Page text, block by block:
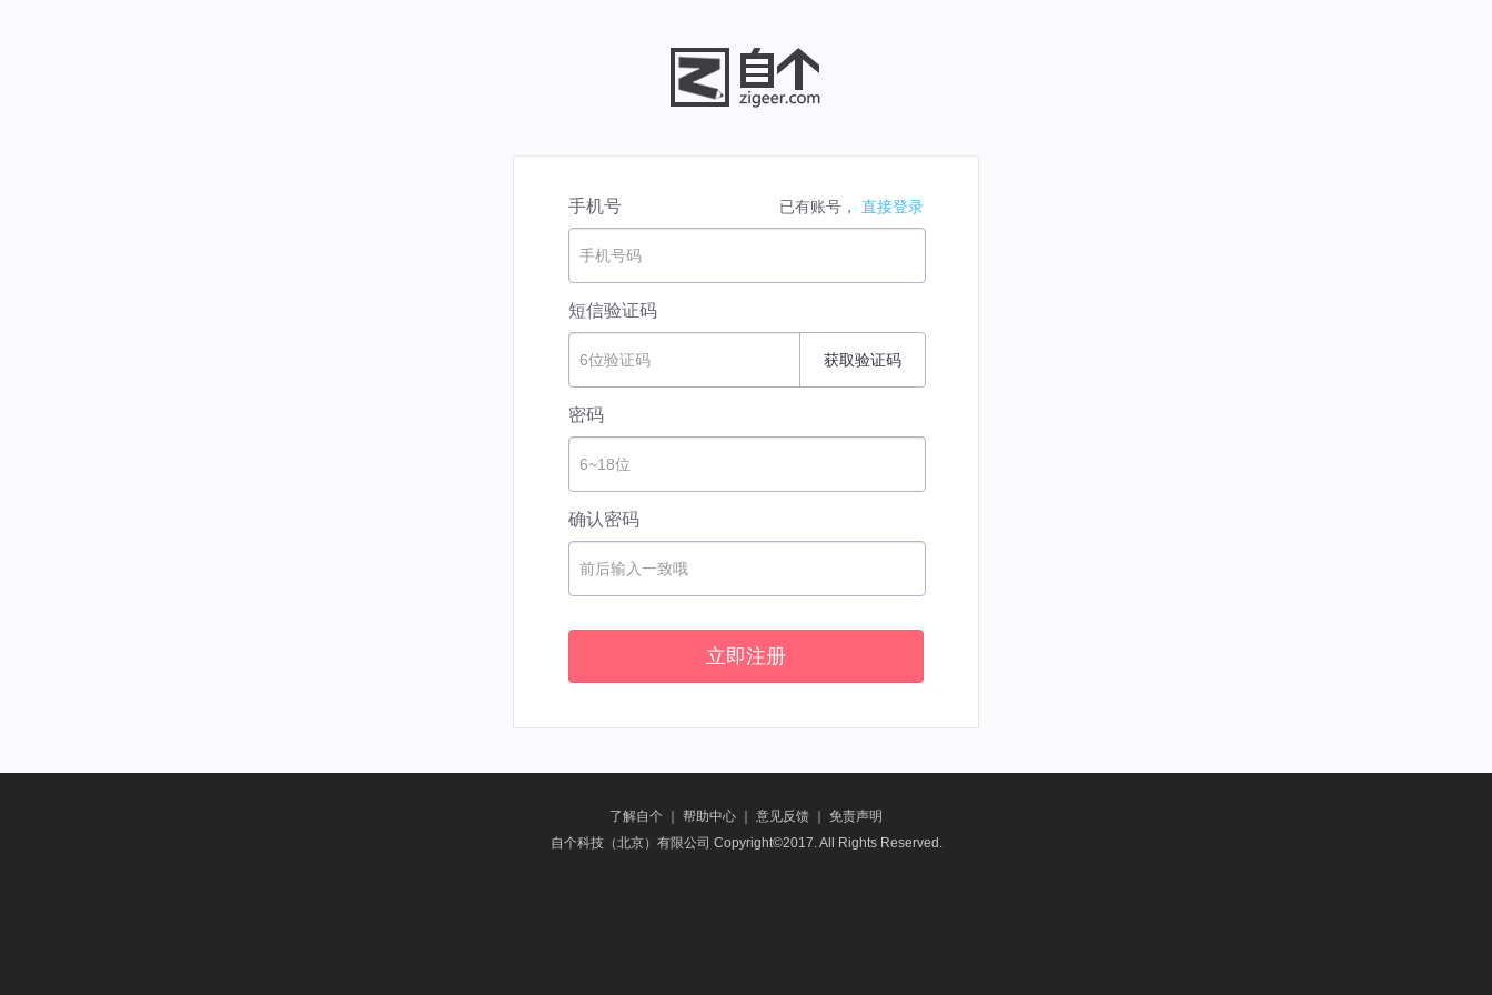
手机号 已有账号， 直接登录
手机号码
短信验证码
6位验证码 获取验证码
密码
6~18位
确认密码
前后输入一致哦
立即注册
了解自个 帮助中心 意见反馈
免责声明
自个科技（北京）有限公司 Copyright©2017. All Rights Reserved.